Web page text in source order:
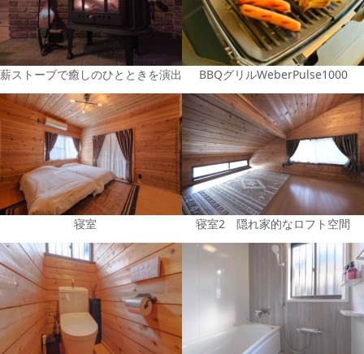
薪ストーブで癒しのひとときを演出 BBQグリルWeberPulse1000
寝室 寝室2 隠れ家的なロフト空間